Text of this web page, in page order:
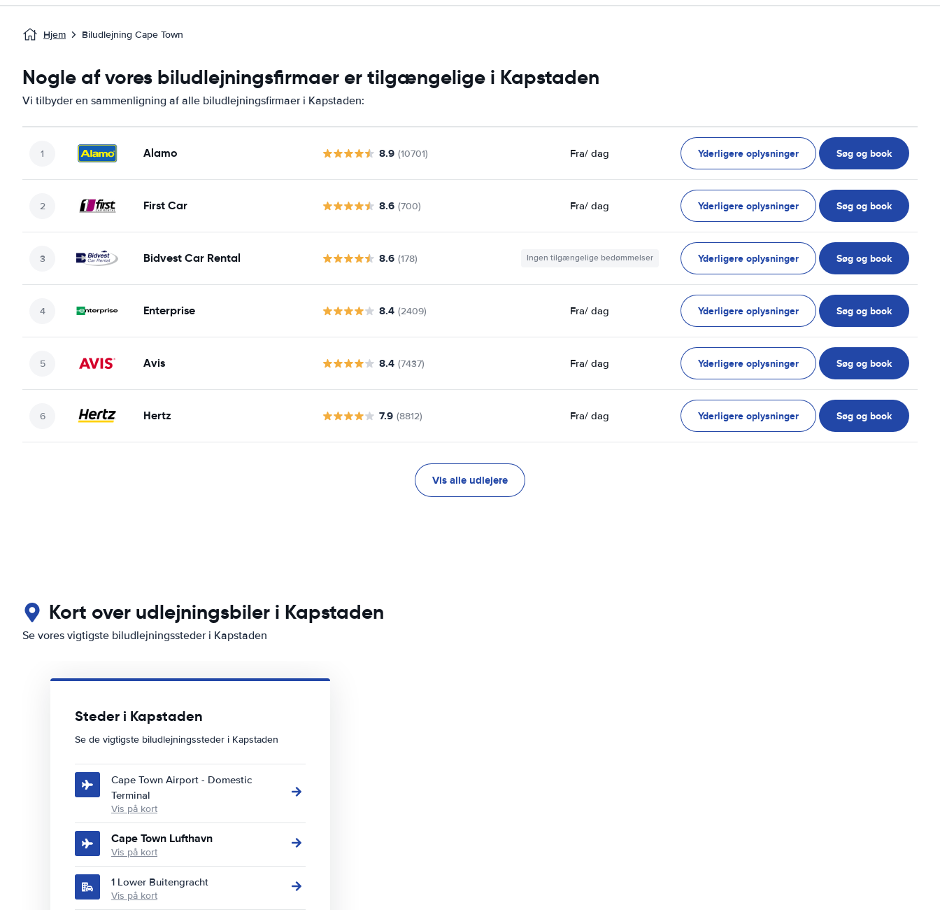
Hjem Biludlejning Cape Town
Nogle af vores biludlejningsfirmaer er tilgængelige i Kapstaden
Vi tilbyder en sammenligning af alle biludlejningsfirmaer i Kapstaden:
Alamo 8.9 (10701) Fra/ dag Yderligere oplysninger Søg og book
First Car 8.6 (700) Fra/ dag Yderligere oplysninger Søg og book
Bidvest Car Rental 8.6 (178) Ingen tilgængelige bedømmelser Yderligere oplysninger Søg og book
Enterprise 8.4 (2409) Fra/ dag Yderligere oplysninger Søg og book
Avis 8.4 (7437) Fra/ dag Yderligere oplysninger Søg og book
Hertz 7.9 (8812) Fra/ dag Yderligere oplysninger Søg og book
Vis alle udlejere
Kort over udlejningsbiler i Kapstaden
Se vores vigtigste biludlejningssteder i Kapstaden
Steder i Kapstaden
Se de vigtigste biludlejningssteder i Kapstaden
Cape Town Airport - Domestic
Terminal
Vis på kort
Cape Town Lufthavn
Vis på kort
1 Lower Buitengracht
Vis på kort